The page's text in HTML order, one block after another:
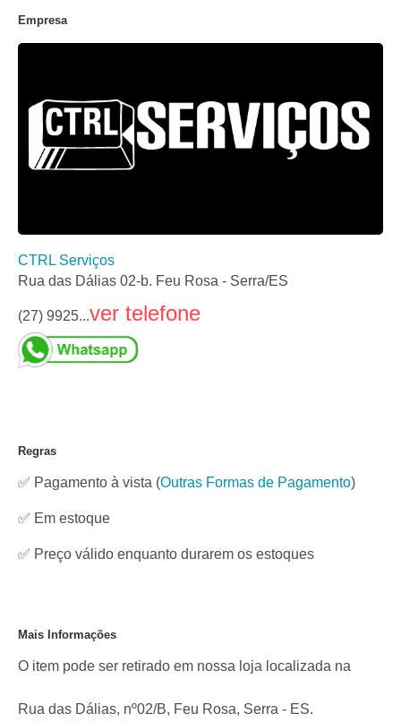
Empresa
CTRL Serviços
Rua das Dálias 02-b. Feu Rosa - Serra/ES
(27) 9925...ver telefone
Regras
✅ Pagamento à vista (Outras Formas de Pagamento)
✅ Em estoque
✅ Preço válido enquanto durarem os estoques
Mais Informações
O item pode ser retirado em nossa loja localizada na
Rua das Dálias, nº02/B, Feu Rosa, Serra - ES.